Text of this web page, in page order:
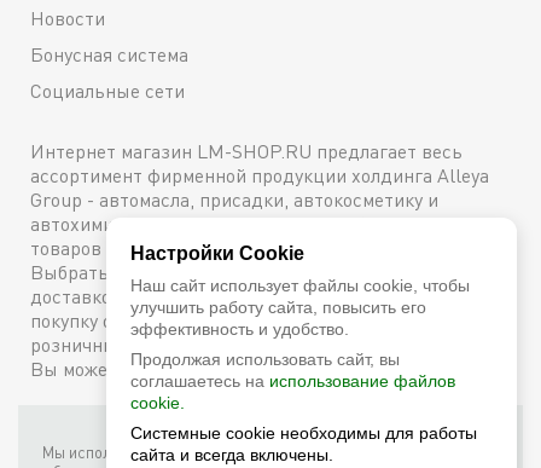
Новости
Бонусная система
Социальные сети
Интернет магазин LM-SHOP.RU предлагает весь
ассортимент фирменной продукции холдинга Alleya
Group - автомасла, присадки, автокосметику и
автохимию. Каталог содержит подробное описание
товаров с техническими характеристиками и ценами.
Выбрать и купить оригинальную продукцию с
доставкой по Москве можно сейчас же, оформив
покупку онлайн, либо посетив один из наших
розничных магазинов. Более подробную информацию
Вы можете получить по телефону+7 (800) 600-48-38
Фирменный интернет-магазин LM Shop © 2026
Мы используем собственные куки (соокіе) и куки третьих лиц для
Настройки Cookie
Наш сайт использует файлы cookie, чтобы
улучшить работу сайта, повысить его
эффективность и удобство.
Продолжая использовать сайт, вы
соглашаетесь на использование файлов
cookie.
Системные cookie необходимы для работы
сайта и всегда включены.